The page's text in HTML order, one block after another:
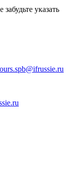
указать